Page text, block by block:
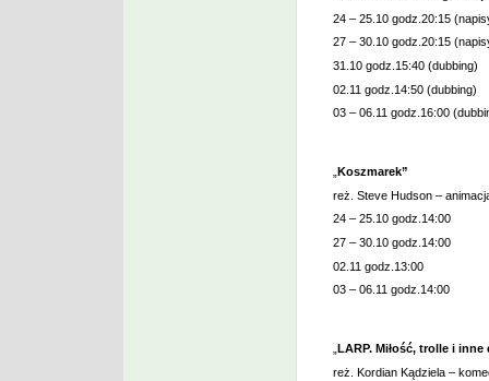
24 – 25.10 godz.20:15
27 – 30.10 godz.20:15
31.10 godz.15:40 (dubbing)
02.11 godz.14:50 (dubbing)
03 – 06.11 godz.16:00
Koszmarek”
reż. Steve Hudson –
24 – 25.10 godz.14:00
27 – 30.10 godz.14:00
02.11 godz.13:00
03 – 06.11 godz.14:00
LARP. Miłość, trolle i inne
reż. Kordian Kądziela –